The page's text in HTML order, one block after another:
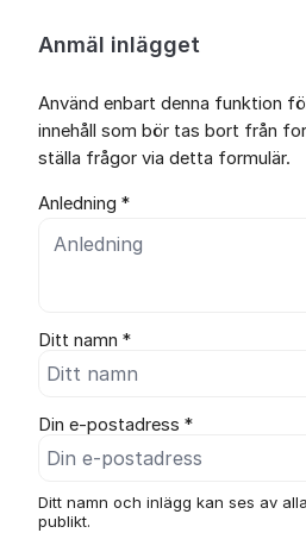
Anmäl inlägget
Använd enbart denna funktion
innehåll som bör tas bort från
ställa frågor via detta formulär.
Anledning *
Ditt namn *
Din e-postadress *
Ditt namn och inlägg kan ses av
publikt.